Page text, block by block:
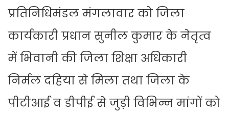
प्रतिनिधिमंडल मंगलावार को जिला
कार्यकारी प्रधान सुनील कुमार के नेतृत्व
में भिवानी की जिला शिक्षा अधिकारी
निर्मल दहिया से मिला तथा जिला के
पीटीआई व डीपीई से जुड़ी विभिन्न मांगों को